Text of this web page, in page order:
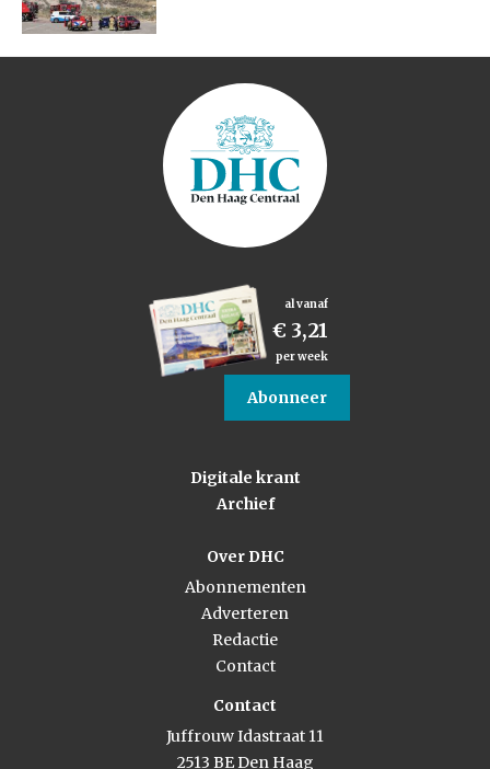
al vanaf
€ 3,21
per week
Abonneer
Digitale krant
Archief
Over DHC
Abonnementen
Adverteren
Redactie
Contact
Contact
Juffrouw Idastraat 11
2513 BE Den Haag